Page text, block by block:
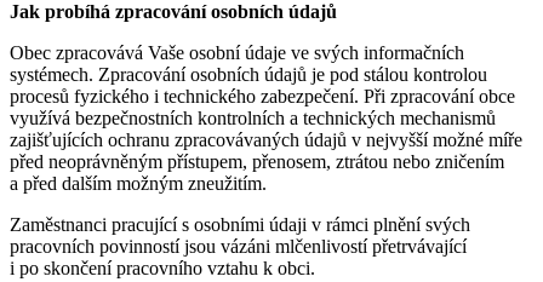
Jak probíhá zpracování osobních údajů
Obec zpracovává Vaše osobní údaje ve svých informačních
systémech. Zpracování osobních údajů je pod stálou kontrolou
procesů fyzického i technického zabezpečení. Při zpracování obce
využívá bezpečnostních kontrolních a technických mechanismů
zajišťujících ochranu zpracovávaných údajů v nejvyšší možné míře
před neoprávněným přístupem, přenosem, ztrátou nebo zničením
a před dalším možným zneužitím.
Zaměstnanci pracující s osobními údaji v rámci plnění svých
pracovních povinností jsou vázáni mlčenlivostí přetrvávající
i po skončení pracovního vztahu k obci.